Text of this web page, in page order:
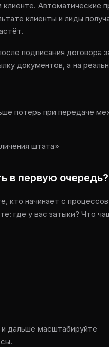
Автоматические
клиенты и лиды
подписания договора
документов, а на
потерь при передаче
штата»
в первую очередь?
кто начинает с
где у вас затыки? Что
дальше масштабируйте